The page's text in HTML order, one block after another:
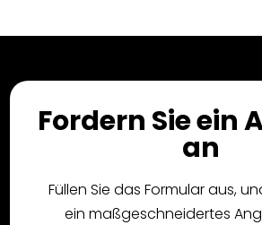
Fordern Sie ein
an
Füllen Sie das Formular aus,
ein maßgeschneidertes